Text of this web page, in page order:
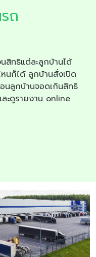
ถ
สิทธิแต่ละลูกบ้านได้
หนก็ได้ ลูกบ้านสั่งเปิด
นลูกบ้านจอดเกินสิทธิ
ละดูรายงาน online